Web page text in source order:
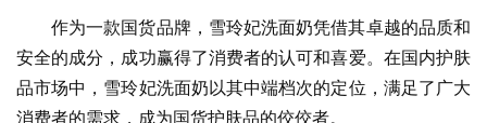
作为一款国货品牌，雪玲妃洗面奶凭借其卓越的品质和
安全的成分，成功赢得了消费者的认可和喜爱。在国内护肤
品市场中，雪玲妃洗面奶以其中端档次的定位，满足了广大
消费者的需求，成为国货护肤品的佼佼者。